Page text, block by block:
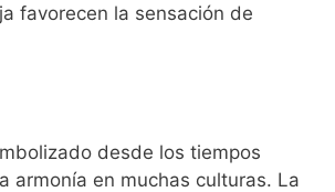
favorecen la sensación de
desde los tiempos
armonía en muchas culturas. La